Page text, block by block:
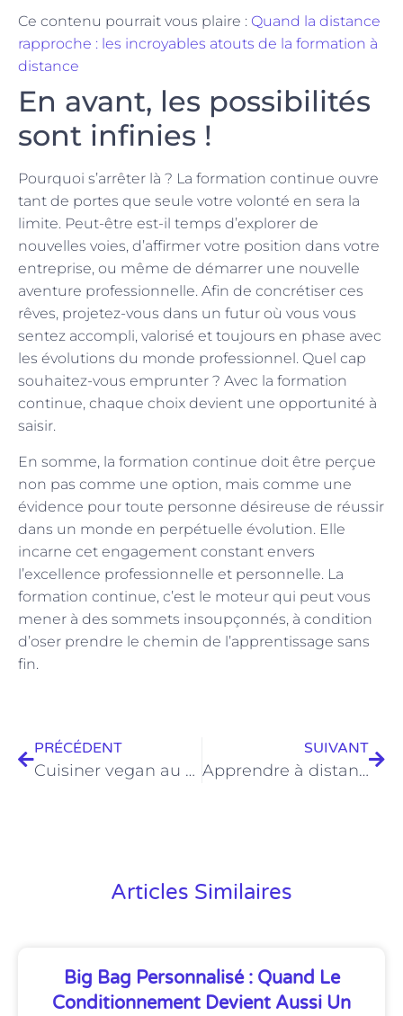
Ce contenu pourrait vous plaire : Quand la distance
rapproche : les incroyables atouts de la formation à
distance
En avant, les possibilités
sont infinies !
Pourquoi s’arrêter là ? La formation continue ouvre
tant de portes que seule votre volonté en sera la
limite. Peut-être est-il temps d’explorer de
nouvelles voies, d’affirmer votre position dans votre
entreprise, ou même de démarrer une nouvelle
aventure professionnelle. Afin de concrétiser ces
rêves, projetez-vous dans un futur où vous vous
sentez accompli, valorisé et toujours en phase avec
les évolutions du monde professionnel. Quel cap
souhaitez-vous emprunter ? Avec la formation
continue, chaque choix devient une opportunité à
saisir.
En somme, la formation continue doit être perçue
non pas comme une option, mais comme une
évidence pour toute personne désireuse de réussir
dans un monde en perpétuelle évolution. Elle
incarne cet engagement constant envers
l’excellence professionnelle et personnelle. La
formation continue, c’est le moteur qui peut vous
mener à des sommets insoupçonnés, à condition
d’oser prendre le chemin de l’apprentissage sans
fin.
PRÉCÉDENT
Cuisiner vegan au quotidien : astuces innovantes pour des saveurs uniques
SUIVANT
Apprendre à distance : des formations pour transformer votre quotidien
Articles Similaires
Big Bag Personnalisé : Quand Le
Conditionnement Devient Aussi Un